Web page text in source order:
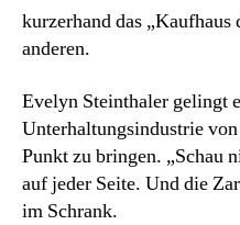
kurzerhand das „Kaufhaus
anderen.
Evelyn Steinthaler gelingt
Unterhaltungsindustrie
Punkt zu bringen. „Schau
auf jeder Seite. Und die
im Schrank.